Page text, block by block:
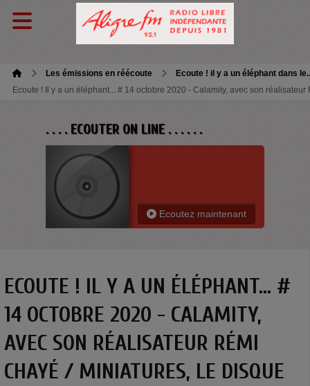
Les émissions en réécoute
Ecoute ! il y a un éléphant dans
Ecoute ! Il y a un éléphant... # 14 octobre 2020 - Calamity, avec son
. . . . ECOUTER ON LINE . . . . . .
Ecoutez maintenant
ECOUTE ! IL Y A UN ÉLÉPHANT... #
14 OCTOBRE 2020 - CALAMITY,
AVEC SON RÉALISATEUR RÉMI
CHAYÉ / MINIATURES, LE DISQUE